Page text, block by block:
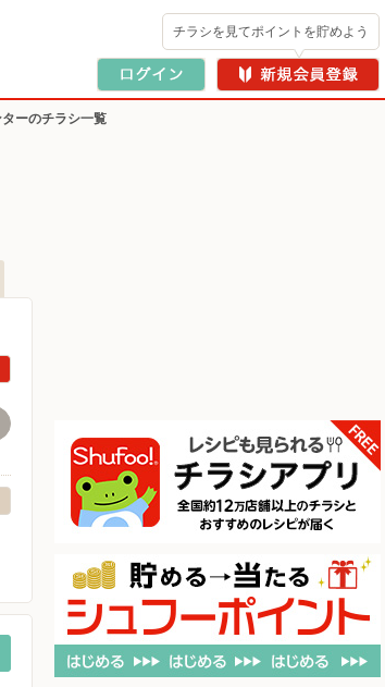
チラシを見てポイントを貯めよう
ーのチラシ一覧